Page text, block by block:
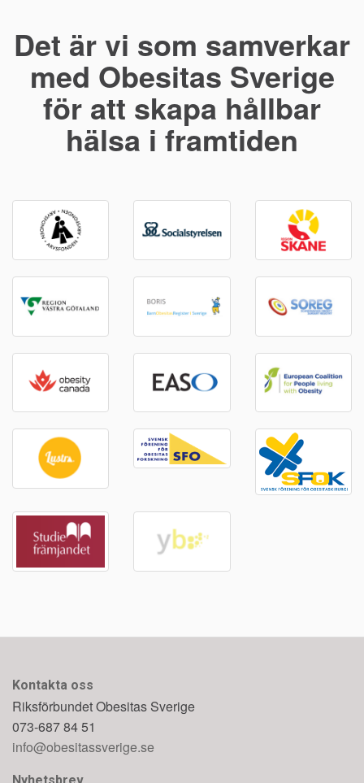
Det är vi som samverkar
med Obesitas Sverige
för att skapa hållbar
hälsa i framtiden
Kontakta oss
Riksförbundet Obesitas Sverige
073-687 84 51
info@obesitassverige.se